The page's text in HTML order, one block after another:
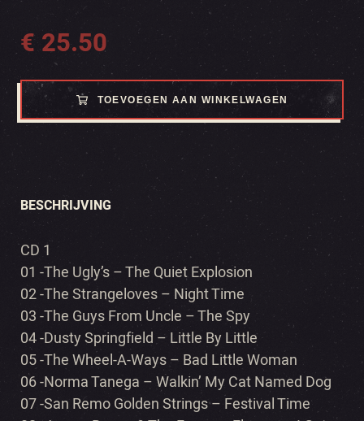
€ 25.50
TOEVOEGEN AAN WINKELWAGEN
BESCHRIJVING
CD 1
01 -The Ugly’s – The Quiet Explosion
02 -The Strangeloves – Night Time
03 -The Guys From Uncle – The Spy
04 -Dusty Springfield – Little By Little
05 -The Wheel-A-Ways – Bad Little Woman
06 -Norma Tanega – Walkin’ My Cat Named Dog
07 -San Remo Golden Strings – Festival Time